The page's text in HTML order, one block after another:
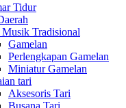
Tidur
Tradisional
Gamelan
Perlengkapan Gamelan
Miniatur Gamelan
tari
Aksesoris Tari
Busana Tari